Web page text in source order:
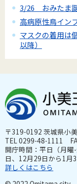
3/26 おみたま
高病原性鳥イン
マスクの着用は
以降）
〒319-0192 茨城県小
TEL 0299-48-1111
開庁時間：平日（月
日、12月29日から1月
詳しくはこちら